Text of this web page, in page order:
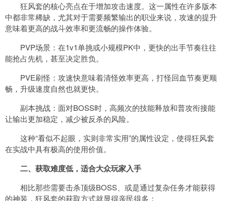
狂风套的核心亮点在于增加攻击速度。这一属性在许多版本
中都非常稀缺，尤其对于需要频繁输出的职业来说，攻速的提升
意味着更高的战斗效率和更流畅的操作体验。
PVP场景：在1v1单挑或小规模PK中，更快的出手节奏往往
能抢占先机，甚至决定胜负。
PVE刷怪：攻速快意味着清怪效率更高，打怪回血节奏更顺
畅，升级速度自然也就更快。
副本挑战：面对BOSS时，高频次的技能释放和普攻衔接能
让输出更加稳定，减少被反杀的风险。
这种“看似不起眼，实则非常实用”的属性设定，使得狂风套
在实战中具有极高的使用价值。
二、获取难度低，适合大众玩家入手
相比那些需要击杀顶级BOSS、或是通过复杂任务才能获得
的神装，狂风套的获取方式就显得亲民得多：